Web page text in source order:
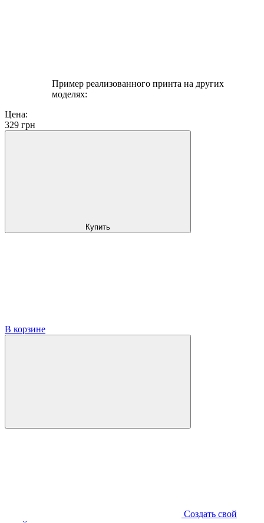
Пример реализованного принта на других
моделях:
Цена:
329 грн
Купить
В корзине
Создать свой